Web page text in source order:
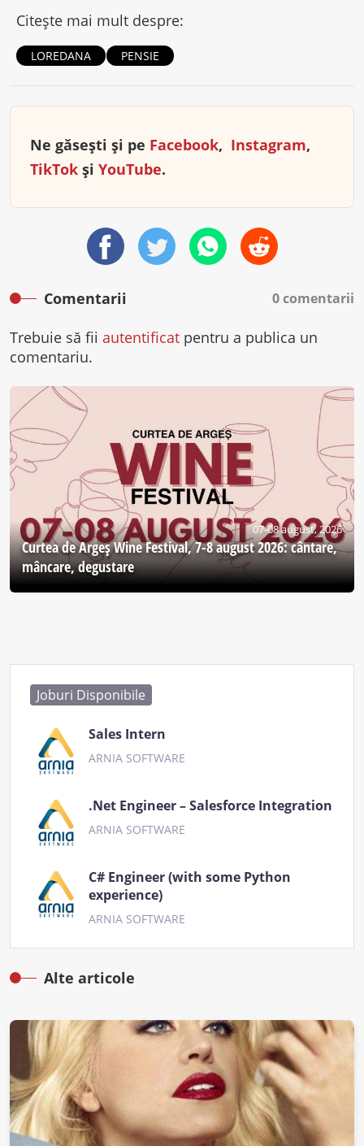
Citește mai mult despre:
LOREDANA PENSIE
Ne găsești și pe Facebook, Instagram,
TikTok și YouTube.
Comentarii 0 comentarii
Trebuie să fii autentificat pentru a publica un
comentariu.
07-08 august, 2026
Curtea de Argeş Wine Festival, 7-8 august 2026: cântare,
mâncare, degustare
Joburi Disponibile
Sales Intern
ARNIA SOFTWARE
.Net Engineer – Salesforce Integration
ARNIA SOFTWARE
C# Engineer (with some Python
experience)
ARNIA SOFTWARE
Alte articole